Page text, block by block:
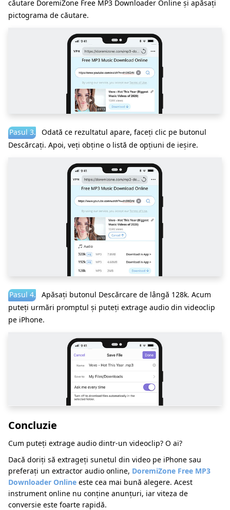
căutare DoremiZone Free MP3 Downloader Online și apăsați
pictograma de căutare.
Pasul 3.
Odată ce rezultatul apare, faceți clic pe butonul
Descărcați. Apoi, veți obține o listă de opțiuni de ieșire.
Pasul 4.
Apăsați butonul Descărcare de lângă 128k. Acum
puteți urmări promptul și puteți extrage audio din videoclip
pe iPhone.
Concluzie
Cum puteți extrage audio dintr-un videoclip? O ai?
Dacă doriți să extrageți sunetul din video pe iPhone sau
preferați un extractor audio online, DoremiZone Free MP3
Downloader Online este cea mai bună alegere. Acest
instrument online nu conține anunțuri, iar viteza de
conversie este foarte rapidă.